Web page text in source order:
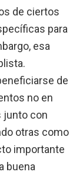
de ciertos
para
esa
de
no en
junto con
otras como
importante
buena